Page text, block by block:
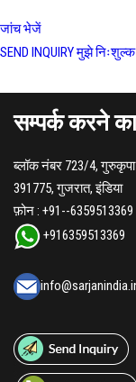
जांच भेजें
SEND INQUIRYमुझे
सम्पर्क करने
ब्लॉक नंबर 723/4,
391775, गुजरात, इंडिया
फ़ोन : +91--6359513369
+916359513369